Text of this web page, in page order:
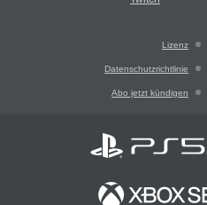
Lizenz
Datenschutzrichtlinie
Abo jetzt kündigen